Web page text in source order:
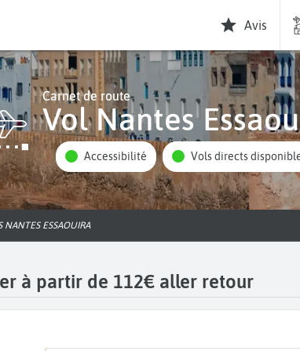
Avis
Carnet de route
Vol Nantes
Accessibilité Vols directs
NANTES ESSAOUIRA
à partir de 112€ aller retour